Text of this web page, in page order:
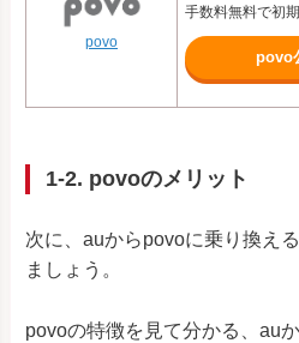
povo
手数料無料で初
povo
1-2. povoのメリット
次に、auからpovoに乗り換え
ましょう。
povoの特徴を見て分かる、au